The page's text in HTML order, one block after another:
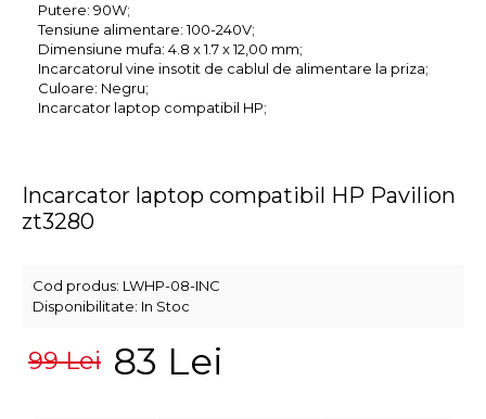
Putere: 90W;
Tensiune alimentare: 100-240V;
Dimensiune mufa: 4.8 x 1.7 x 12,00 mm;
Incarcatorul vine insotit de cablul de alimentare la priza;
Culoare: Negru;
Incarcator laptop compatibil HP;
Incarcator laptop compatibil HP Pavilion
zt3280
Cod produs: LWHP-08-INC
Disponibilitate: In Stoc
99 Lei 83 Lei